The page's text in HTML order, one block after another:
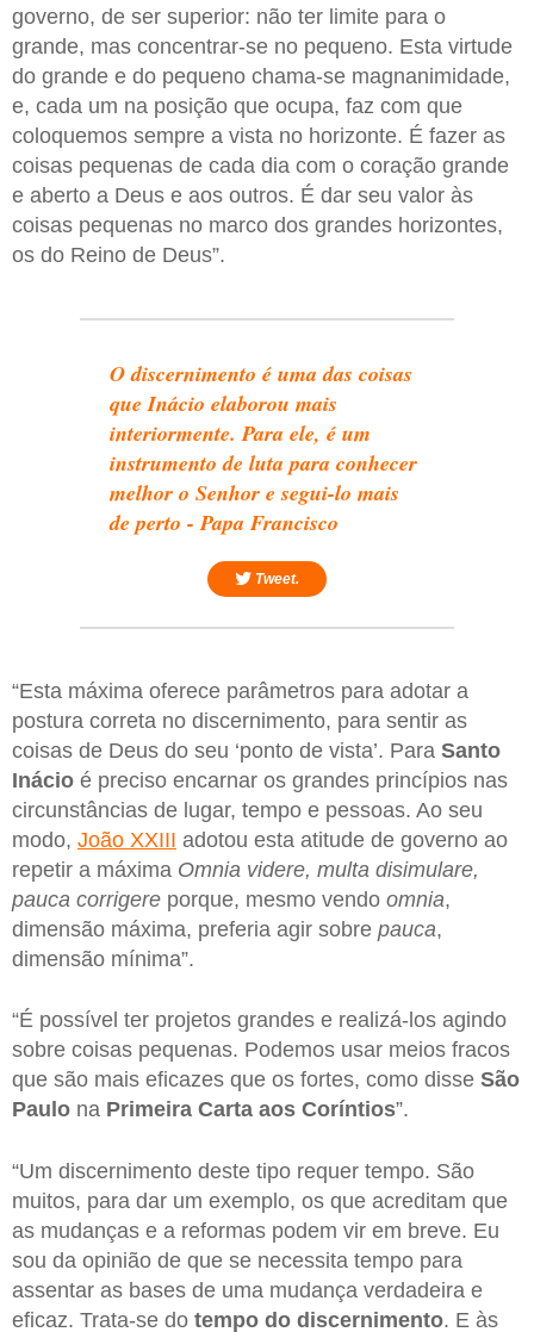
governo, de ser superior: não ter limite para o
grande, mas concentrar-se no pequeno. Esta virtude
do grande e do pequeno chama-se magnanimidade,
e, cada um na posição que ocupa, faz com que
coloquemos sempre a vista no horizonte. É fazer as
coisas pequenas de cada dia com o coração grande
e aberto a Deus e aos outros. É dar seu valor às
coisas pequenas no marco dos grandes horizontes,
os do Reino de Deus”.
O discernimento é uma das coisas
que Inácio elaborou mais
interiormente. Para ele, é um
instrumento de luta para conhecer
melhor o Senhor e segui-lo mais
de perto - Papa Francisco
Tweet.
“Esta máxima oferece parâmetros para adotar a
postura correta no discernimento, para sentir as
coisas de Deus do seu ‘ponto de vista’. Para Santo
Inácio é preciso encarnar os grandes princípios nas
circunstâncias de lugar, tempo e pessoas. Ao seu
modo, João XXIII adotou esta atitude de governo ao
repetir a máxima Omnia videre, multa disimulare,
pauca corrigere porque, mesmo vendo omnia,
dimensão máxima, preferia agir sobre pauca,
dimensão mínima”.
“É possível ter projetos grandes e realizá-los agindo
sobre coisas pequenas. Podemos usar meios fracos
que são mais eficazes que os fortes, como disse São
Paulo na Primeira Carta aos Coríntios”.
“Um discernimento deste tipo requer tempo. São
muitos, para dar um exemplo, os que acreditam que
as mudanças e a reformas podem vir em breve. Eu
sou da opinião de que se necessita tempo para
assentar as bases de uma mudança verdadeira e
eficaz. Trata-se do tempo do discernimento. E às